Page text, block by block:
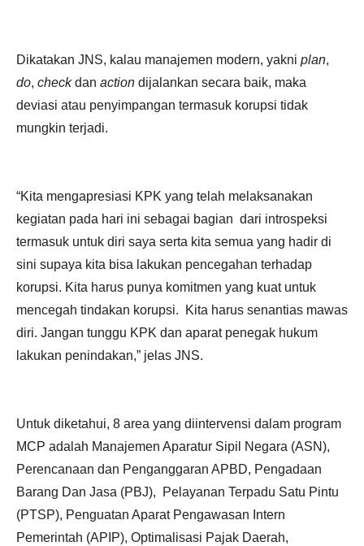
Dikatakan JNS, kalau manajemen modern, yakni plan,
do, checkdan action dijalankan secara baik, maka
deviasi atau penyimpangan termasuk korupsi tidak
mungkin terjadi.
“Kita mengapresiasi KPK yang telah melaksanakan
kegiatan pada hari ini sebagai bagian dari introspeksi
termasuk untuk diri saya serta kita semua yang hadir di
sini supaya kita bisa lakukan pencegahan terhadap
korupsi. Kita harus punya komitmen yang kuat untuk
mencegah tindakan korupsi.
Kita harus senantias mawas
diri. Jangan tunggu KPK dan aparat penegak hukum
lakukan penindakan,” jelas JNS.
Untuk diketahui, 8 area yang diintervensi dalam program
MCP adalah Manajemen Aparatur Sipil Negara (ASN),
Perencanaan dan Penganggaran APBD, Pengadaan
Barang Dan Jasa (PBJ),
Pelayanan Terpadu Satu Pintu
(PTSP), Penguatan Aparat Pengawasan Intern
Pemerintah (APIP), Optimalisasi Pajak Daerah,